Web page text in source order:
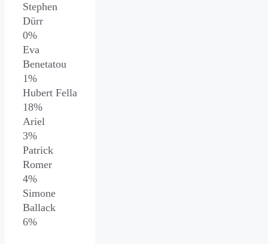
Stephen
Dürr
0%
Eva
Benetatou
1%
Hubert Fella
18%
Ariel
3%
Patrick
Romer
4%
Simone
Ballack
6%